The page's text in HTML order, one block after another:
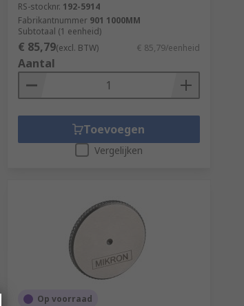
RS-stocknr. 192-5914
Fabrikantnummer 901 1000MM
Subtotaal (1 eenheid)
€ 85,79(excl. BTW) € 85,79/eenheid
Aantal
Toevoegen
Vergelijken
Op voorraad